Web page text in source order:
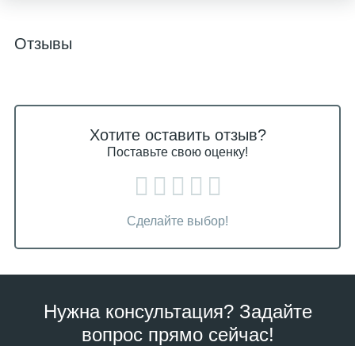
Отзывы
Хотите оставить отзыв?
Поставьте свою оценку!
Сделайте выбор!
Нужна консультация? Задайте
вопрос прямо сейчас!